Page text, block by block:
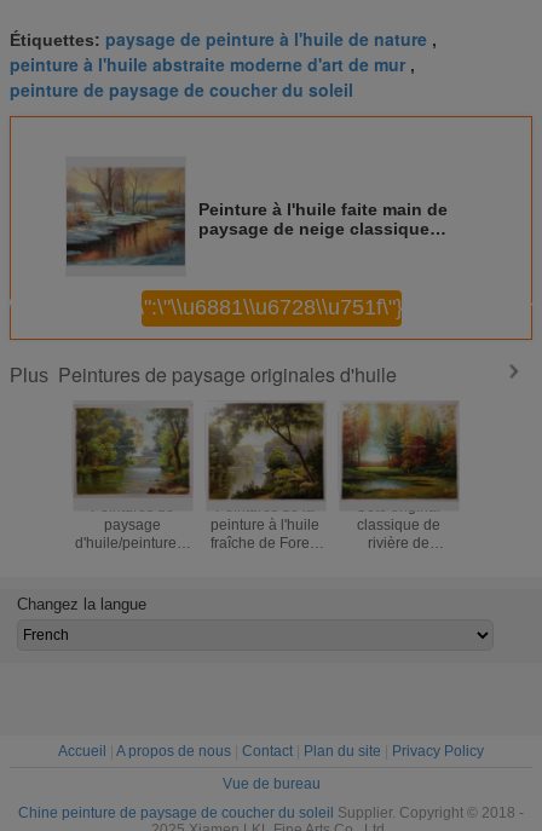
Étiquettes: paysage de peinture à l'huile de nature ,
peinture à l'huile abstraite moderne d'art de mur ,
peinture de paysage de coucher du soleil
Peinture à l'huile faite main de
paysage de neige classique
\",\"username\":\"\\u6881\\u6728\\u751f\"}");'> Continuer
Plus Peintures de paysage originales d'huile
Peintures de
paysage
d'huile/peinture à
vert de chêne sur
la toile
Peintures de la
peinture à l'huile
fraîche de Forest
Côté original
classique de
rivière de
Changez la langue
Accueil A propos de nous Contact Plan du site
Privacy Policy
Vue de bureau
Chine peinture de paysage de coucher du soleil Supplier. Copyright © 2018 -